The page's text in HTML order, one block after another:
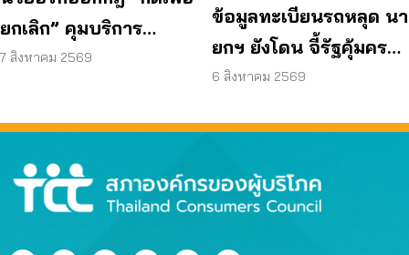
ยกเลิก” คุมบริการ
ออนไลน์ ต่ออายุสมาชิก
7 สิงหาคม 2569
ข้อมูลทะเบียนรถหลุด นา
ยกฯ ยังโดน จี้รัฐคุ้มครอง
ข้อมูลส่วนบุคคล
6 สิงหาคม 2569